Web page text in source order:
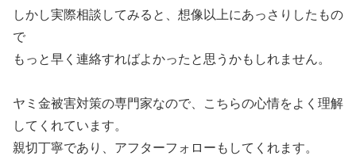
しかし実際相談してみると、想像以上にあっさりしたもの
で
もっと早く連絡すればよかったと思うかもしれません。
ヤミ金被害対策の専門家なので、こちらの心情をよく理解
してくれています。
親切丁寧であり、アフターフォローもしてくれます。